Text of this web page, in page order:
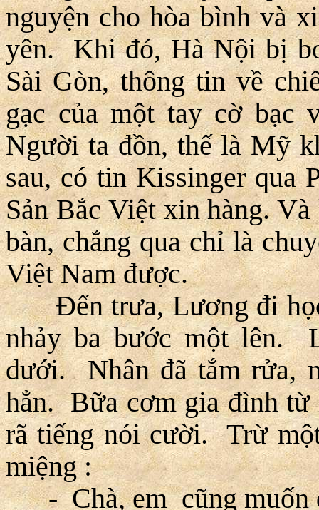
nguyện cho hòa bình và
yên. Khi đó, Hà Nội bị
Sài Gòn, thông tin về
gạc của một tay cờ bạc
Người ta đồn, thế là Mỹ
sau, có tin Kissinger qua
Sản Bắc Việt xin hàng.
bàn, chẳng qua chỉ là
Việt Nam được.
Ðến trưa, Lương đi học
nhảy ba bước một lên.
dưới. Nhân đã tắm rửa,
hẳn. Bữa cơm gia đình từ
rã tiếng nói cười. Trừ
miệng :
- Chà, em cũng muốn